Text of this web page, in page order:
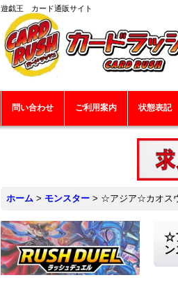
遊戯王 カード通販サイト
問い合わせ ご利用案内 状態表記
ホーム > モンスター > ☆アジア☆カオス
☆
ン